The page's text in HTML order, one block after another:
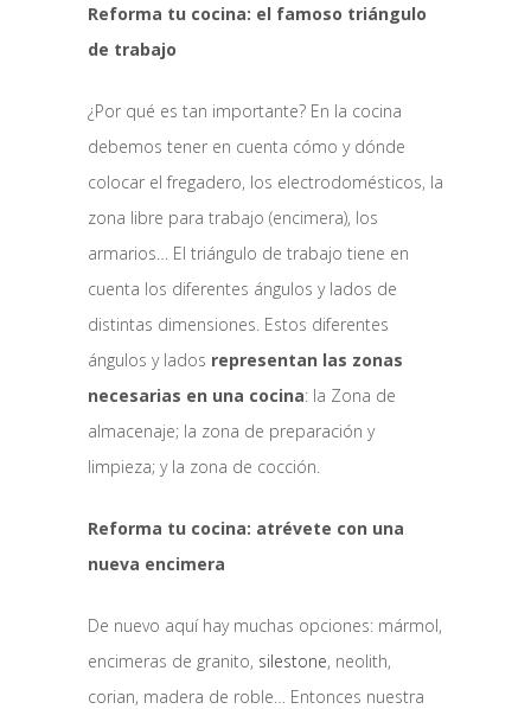
Reforma tu cocina: el famoso triángulo
de trabajo
¿Por qué es tan importante? En la cocina
debemos tener en cuenta cómo y dónde
colocar el fregadero, los electrodomésticos, la
zona libre para trabajo (encimera), los
armarios… El triángulo de trabajo tiene en
cuenta los diferentes ángulos y lados de
distintas dimensiones. Estos diferentes
ángulos y lados representan las zonas
necesarias en una cocina: la Zona de
almacenaje; la zona de preparación y
limpieza; y la zona de cocción.
Reforma tu cocina: atrévete con una
nueva encimera
De nuevo aquí hay muchas opciones: mármol,
encimeras de granito, silestone, neolith,
corian, madera de roble… Entonces nuestra